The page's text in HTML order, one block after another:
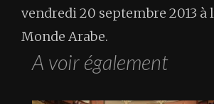
vendredi 20 septembre 2013
Monde Arabe.
A voir également